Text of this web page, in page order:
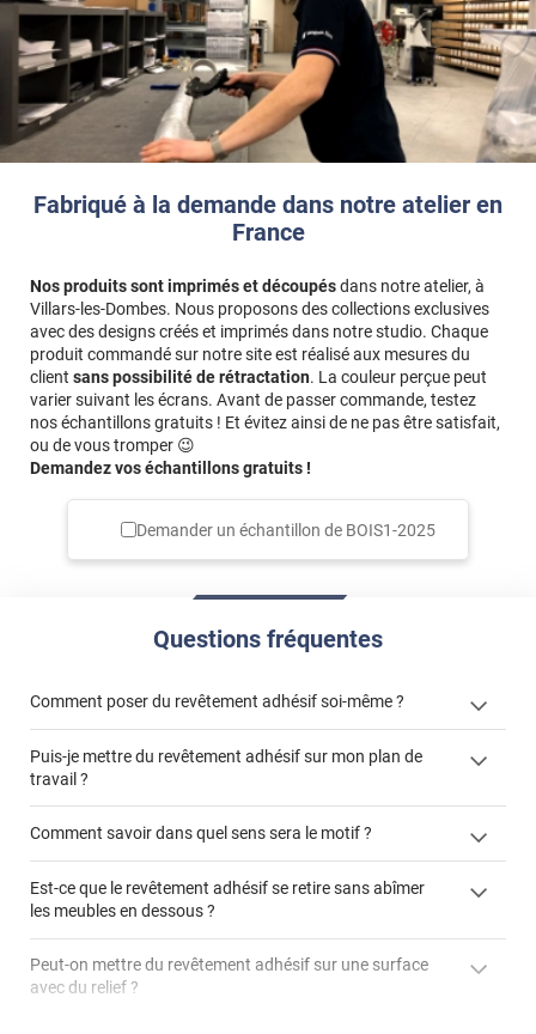
Fabriqué à la demande dans notre atelier en
France
Nos produits sont imprimés et découpésdans notre atelier, à
Villars-les-Dombes. Nous proposons des collections exclusives
avec des designs créés et imprimés dans notre studio. Chaque
produit commandé sur notre site est réalisé aux mesures du
client sans possibilité de rétractation. La couleur perçue peut
varier suivant les écrans. Avant de passer commande, testez
nos échantillons gratuits ! Et évitez ainsi de ne pas être satisfait,
ou de vous tromper 😉
Demandez vos échantillons gratuits !
Demander un échantillon de BOIS1-2025
Questions fréquentes
Comment poser du revêtement adhésif soi-même ?
« Comment poser un revêtement adhésif ? »
Puis-je mettre du revêtement adhésif sur mon plan de
travail ?
"Peut-on installer du
Comment savoir dans quel sens sera le motif ?
Est-ce que le revêtement adhésif se retire sans abîmer
les meubles en dessous ?
Peut-on mettre du revêtement adhésif sur une surface
avec du relief ?